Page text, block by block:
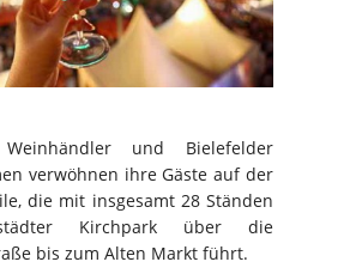
und Bielefelder
verwöhnen ihre Gäste auf der
die mit insgesamt 28 Ständen
Kirchpark über die
bis zum Alten Markt führt.